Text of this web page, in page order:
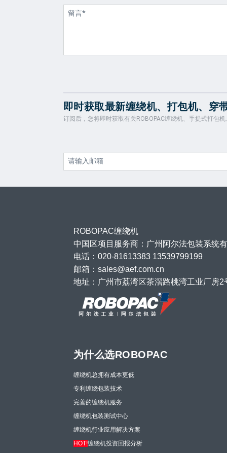
即时获取最新缠绕机、打包机、穿
订阅后，您将即时获取有关ROBOPAC缠绕机、手提式打包
ROBOPAC缠绕机
中国区项目服务商：广州阿尔法包装系统
电话：020-81613383 13539799199
邮箱：sales@aef.com.cn
地址：广州市荔湾区茶滘路桃湾工业厂房2
为什么选ROBOPAC
缠绕机总拥有成本更低
专利缠绕包装技术
完善的缠绕机服务
缠绕机包装测试中心
缠绕机行业应用解决方案
HOT!缠绕机投资回报分析